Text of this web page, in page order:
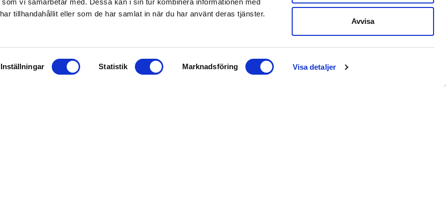
vi samarbetar med. Dessa kan i sin tur kombinera informationen med
tillhandahållit eller som de har samlat in när du har använt deras tjänster.
Inställningar Statistik Marknadsföring Visa detaljer
Avvisa